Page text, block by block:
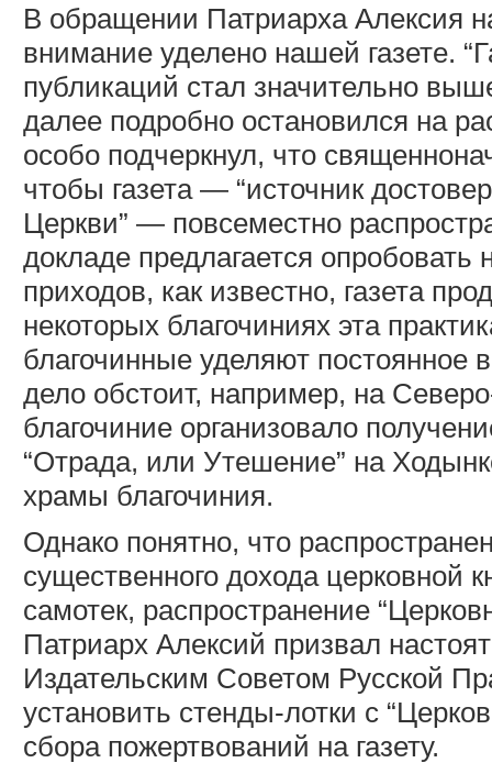
В обращении Патриарха Алексия
внимание уделено нашей газете.
публикаций стал значительно
далее подробно остановился на
особо подчеркнул, что
чтобы газета — “источник
Церкви” — повсеместно
докладе предлагается
приходов, как известно, газета
некоторых благочиниях эта
благочинные уделяют постоянное
дело обстоит, например, на
благочиние организовало
“Отрада, или Утешение” на
храмы благочиния.
Однако понятно, что
существенного дохода церковной
самотек, распространение
Патриарх Алексий призвал
Издательским Советом Русской
установить стенды-лотки с
сбора пожертвований на газету.